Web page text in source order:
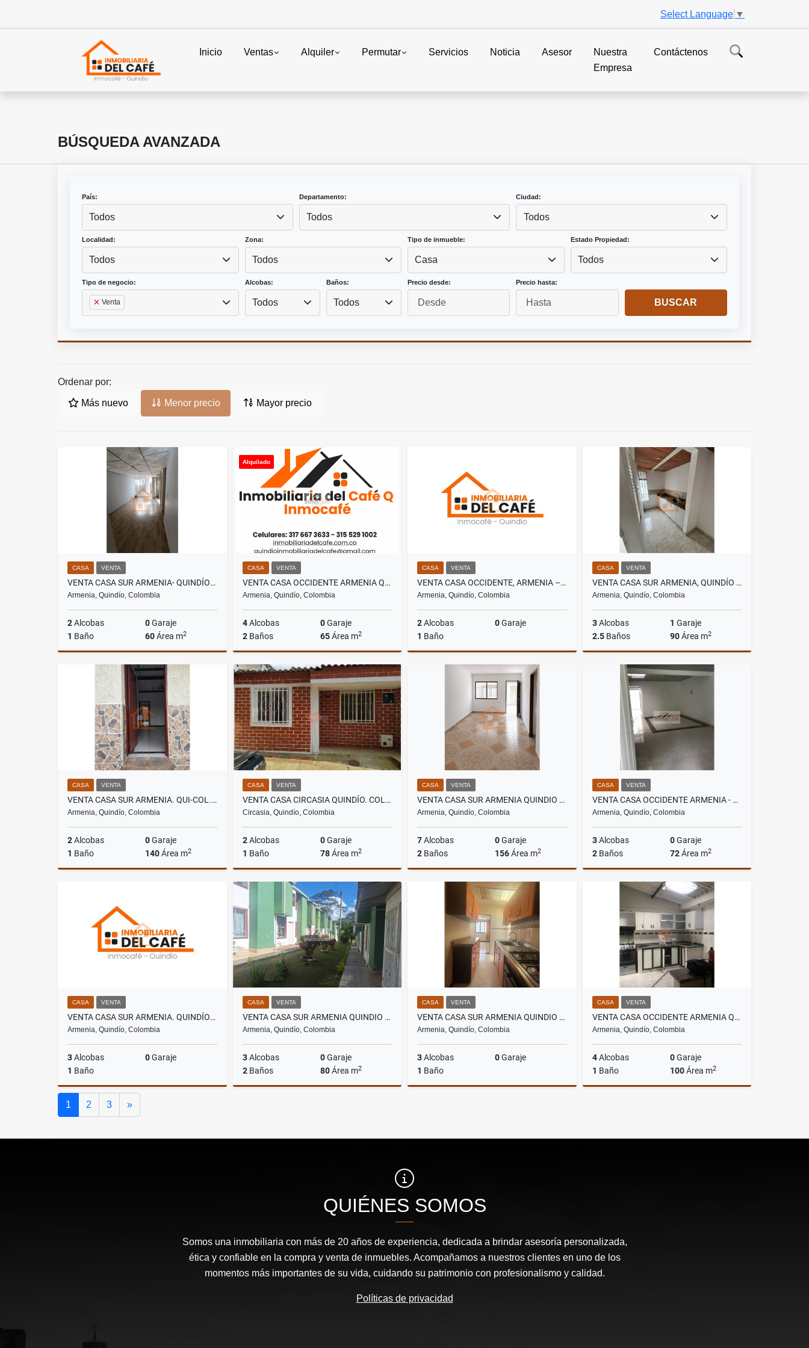
Select Language ▼
Inicio Ventas Alquiler Permutar Servicios Noticia Asesor
Nuestra
Empresa
Contáctenos
BÚSQUEDA AVANZADA
País:
Todos
Departamento:
Todos
Ciudad:
Todos
Localidad:
Todos
Zona:
Todos
Tipo de inmueble:
Casa
Estado Propiedad:
Todos
Tipo de negocio:
Venta
Alcobas:
Todos
Baños:
Todos
Precio desde: Precio hasta:
BUSCAR
Ordenar por:
Más nuevo Menor precio Mayor precio
CASA VENTA
VENTA CASA SUR ARMENIA- QUINDÍO - COLOMBIA. COD: 9804823
Armenia, Quindío, Colombia
2Alcobas 0Garaje
1 Baño 60Área m2
$170.000.000
Alquilado
CASA VENTA
VENTA CASA OCCIDENTE ARMENIA QUINDIO (COL). COD:9543957
Armenia, Quindío, Colombia
4Alcobas 0Garaje
2Baños 65Área m2
Venta
$180.000.000
CASA VENTA
VENTA CASA OCCIDENTE, ARMENIA – QUINDÍO. COD: 9915758
Armenia, Quindío, Colombia
2Alcobas 0Garaje
1 Baño
$180.000.000
CASA VENTA
VENTA CASA SUR ARMENIA, QUINDÍO - COL. COD: 9802667
Armenia, Quindío, Colombia
3Alcobas 1 Garaje
2.5Baños 90Área m2
CASA VENTA
VENTA CASA SUR ARMENIA. QUI-COL. COD: 9887504
Armenia, Quindío, Colombia
2Alcobas 0Garaje
1 Baño 140Área m2
CASA VENTA
VENTA CASA CIRCASIA QUINDÍO. COLOMBIA COD: 6432410
Circasia, Quindío, Colombia
2Alcobas 0Garaje
1 Baño 78Área m2
Venta
$210.000.000
CASA VENTA
VENTA CASA SUR ARMENIA QUINDIO - COLOMBIA. COD: 8154901
Armenia, Quindío, Colombia
7Alcobas 0Garaje
2 Baños 156Área m2
CASA VENTA
VENTA CASA OCCIDENTE ARMENIA - QUINDÍO (COL) COD: 9484870
Armenia, Quindío, Colombia
3Alcobas 0Garaje
2Baños 72Área m2
$220.000.000
CASA VENTA
VENTA CASA SUR ARMENIA. QUINDÍO – COLOMBIA COD: 9915744
Armenia, Quindío, Colombia
3Alcobas 0Garaje
1 Baño
CASA VENTA
VENTA CASA SUR ARMENIA QUINDIO (COL) COD: 5104519
Armenia, Quindío, Colombia
3Alcobas 0Garaje
2Baños 80Área m2
CASA VENTA
VENTA CASA SUR ARMENIA QUINDIO - COLOMBIA COD: 9852770
Armenia, Quindío, Colombia
3Alcobas 0Garaje
1 Baño
CASA VENTA
VENTA CASA OCCIDENTE ARMENIA QUINDÍO - COLOMBIA COD: 2611923
Armenia, Quindío, Colombia
4Alcobas 0Garaje
1 Baño 100Área m2
1 2 3 »Siguiente
QUIÉNES SOMOS
Somos una inmobiliaria con más de 20 años de experiencia, dedicada a brindar asesoría personalizada,
ética y confiable en la compra y venta de inmuebles. Acompañamos a nuestros clientes en uno de los
momentos más importantes de su vida, cuidando su patrimonio con profesionalismo y calidad.
Políticas de privacidad